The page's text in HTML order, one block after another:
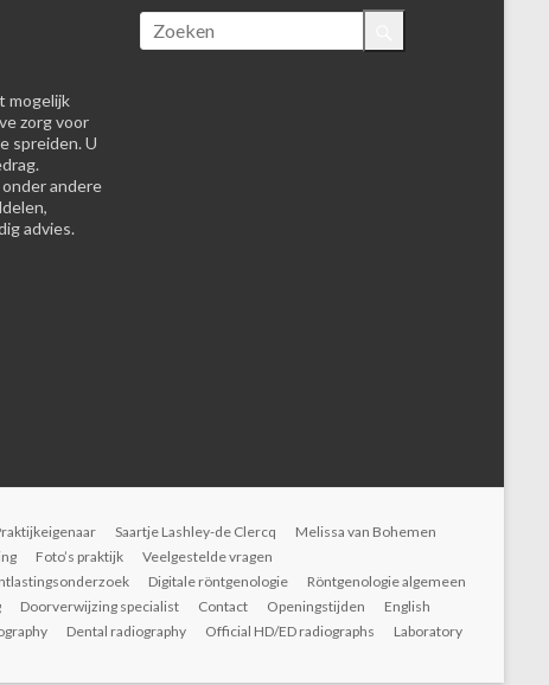
mogelijk
zorg voor
spreiden. U
andere
advies.
Saartje Lashley-de Clercq
Melissa van Bohemen
Foto’s praktijk
Veelgestelde vragen
Digitale röntgenologie
Röntgenologie algemeen
Doorverwijzing specialist Contact Openingstijden
English
Dental radiography Official HD/ED radiographs
Laboratory